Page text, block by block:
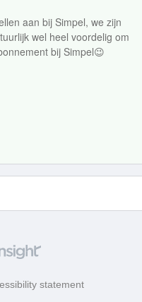
aan bij Simpel, we zijn
wel heel voordelig om
bij Simpel😉
statement